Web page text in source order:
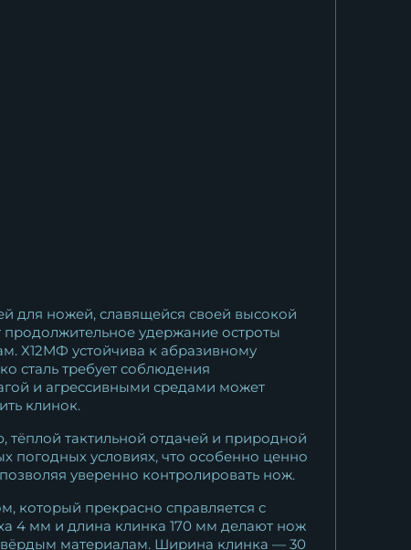
для ножей, славящейся своей высокой
продолжительное удержание остроты
Х12МФ устойчива к абразивному
сталь требует соблюдения
и агрессивными средами может
клинок.
тёплой тактильной отдачей и природной
погодных условиях, что особенно ценно
уверенно контролировать нож.
который прекрасно справляется с
4 мм и длина клинка 170 мм делают нож
материалам. Ширина клинка — 30